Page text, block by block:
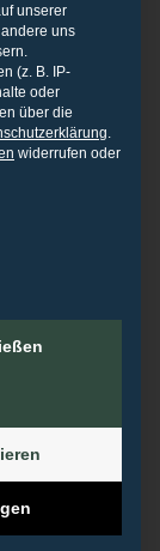
Superstars. Sie
gelingt,
unserer
uns
(z. B. IP-
oder
über die
.
widerrufen oder
eine